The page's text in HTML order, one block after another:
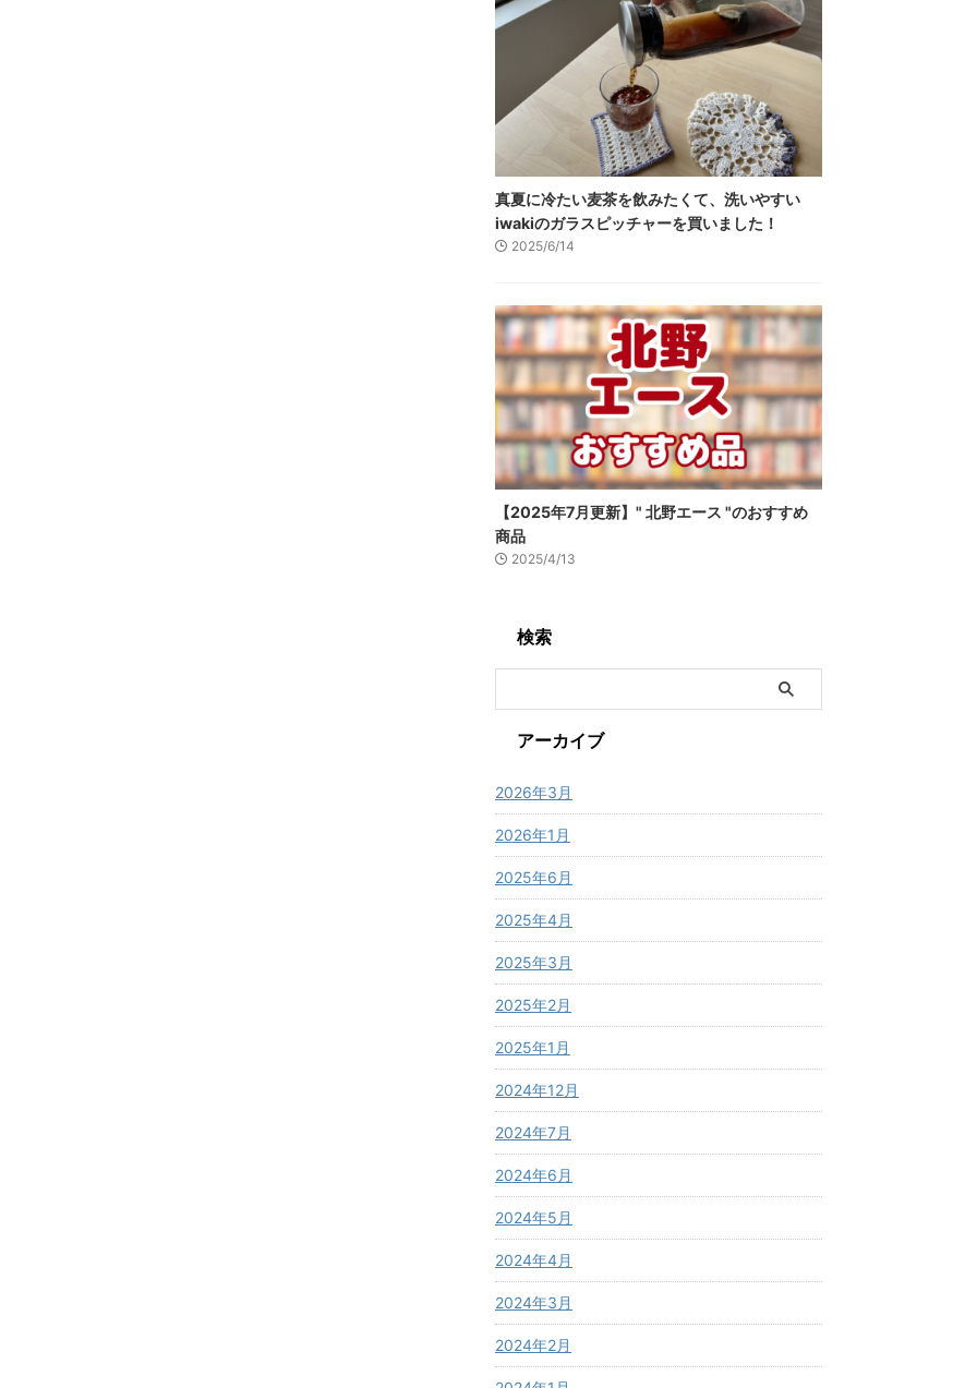
真夏に冷たい麦茶を飲みたくて、洗いやすい
iwakiのガラスピッチャーを買いました！
2025/6/14
【2025年7月更新】" 北野エース "のおすすめ
商品
2025/4/13
検索
アーカイブ
2026年3月
2026年1月
2025年6月
2025年4月
2025年3月
2025年2月
2025年1月
2024年12月
2024年7月
2024年6月
2024年5月
2024年4月
2024年3月
2024年2月